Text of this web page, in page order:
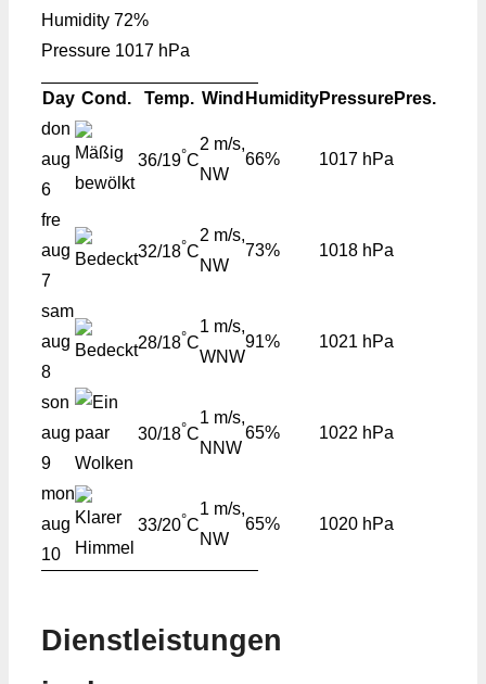
Humidity 72%
Pressure 1017 hPa
Day Cond. Temp. Wind HumidityPressurePres.
don
aug
6
36/19°C
2 m/s,
NW
66% 1017 hPa
fre
aug
7
32/18°C
2 m/s,
NW
73% 1018 hPa
sam
aug
8
28/18°C
1 m/s,
WNW
91% 1021 hPa
son
aug
9
30/18°C
1 m/s,
NNW
65% 1022 hPa
mon
aug
10
33/20°C
1 m/s,
NW
65% 1020 hPa
Dienstleistungen